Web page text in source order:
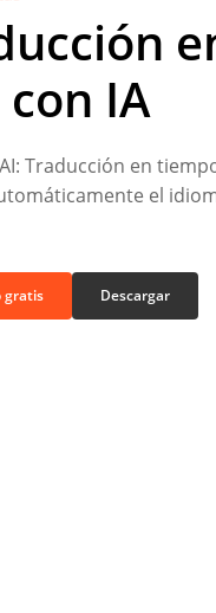
IA
Traducción en
el
gratis Descargar